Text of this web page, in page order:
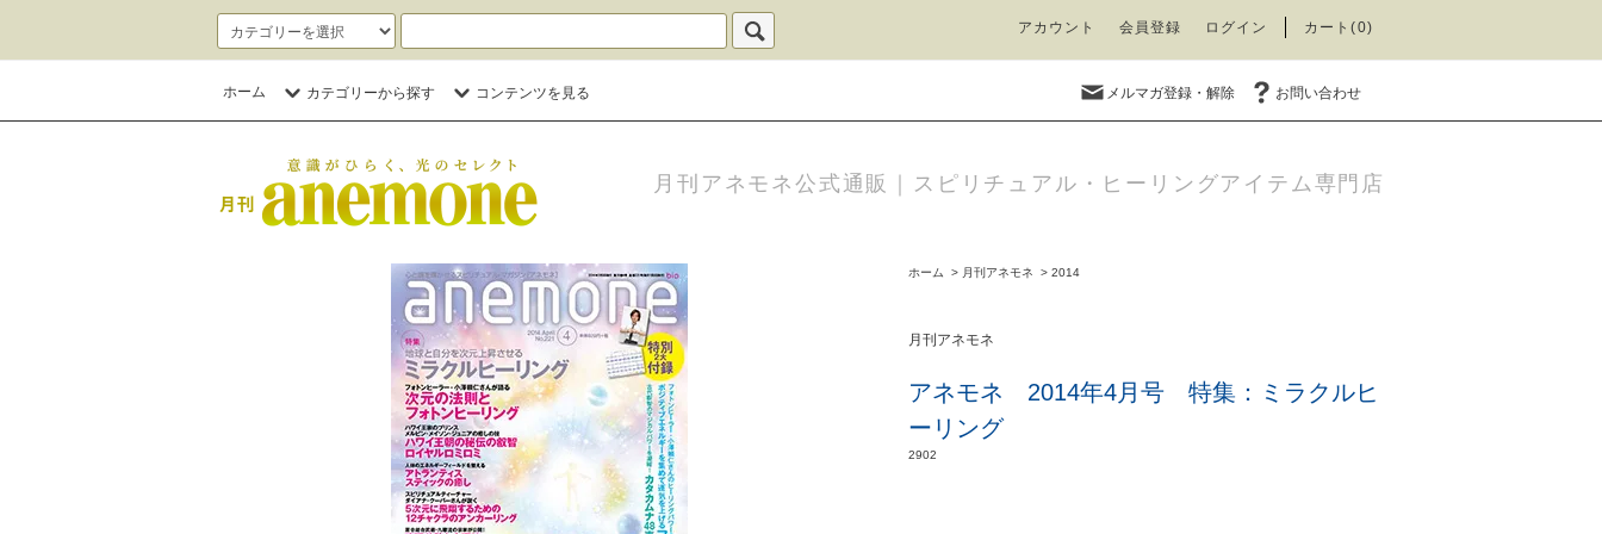
アカウント 会員登録 ログイン カート(0)
ホーム カテゴリーから探す コンテンツを見る メルマガ登録・解除 お問い合わせ
月刊アネモネ公式通販｜スピリチュアル・ヒーリングアイテム専門店
ホーム > 月刊アネモネ > 2014
月刊アネモネ
アネモネ 2014年4月号 特集：ミラクルヒ
ーリング
2902